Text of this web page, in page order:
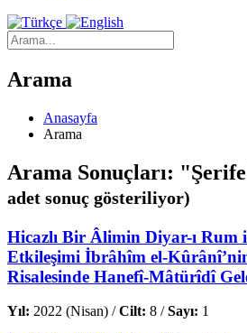
Arama
Anasayfa
Arama
Arama Sonuçları:
adet sonuç gösteriliyor)
Hicazlı Bir Âlimin Diyar-ı Rum
Etkileşimi İbrâhîm el-
Risalesinde Hanefî-Mâtürîdî
Yıl: 2022 (Nisan) /Cilt: 8 /Sayı: 1